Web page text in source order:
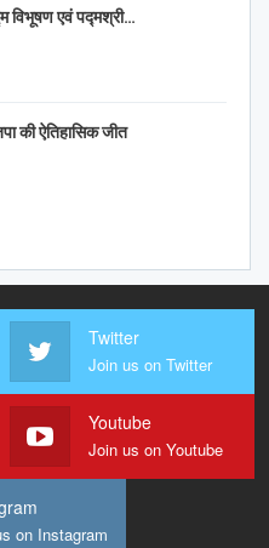
विभूषण एवं पद्मश्री…
की ऐतिहासिक जीत
Twitter
Join us on Twitter
Youtube
Join us on Youtube
on Instagram